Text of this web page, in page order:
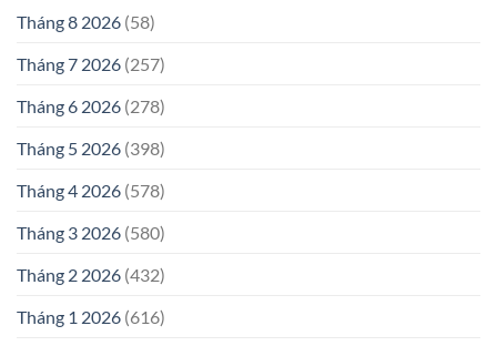
Tháng 8 2026 (58)
Tháng 7 2026 (257)
Tháng 6 2026 (278)
Tháng 5 2026 (398)
Tháng 4 2026 (578)
Tháng 3 2026 (580)
Tháng 2 2026 (432)
Tháng 1 2026 (616)